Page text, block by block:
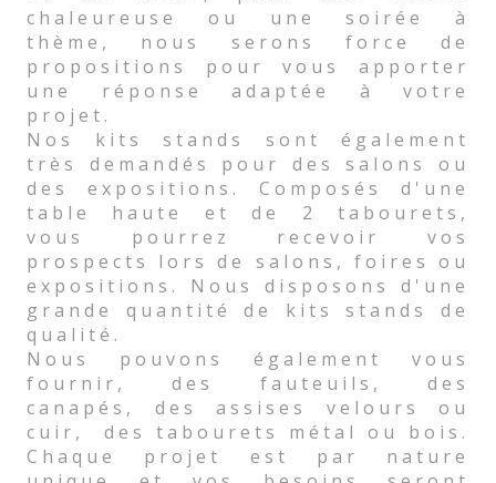
chaleureuse ou une soirée à
thème, nous serons force de
propositions pour vous apporter
une réponse adaptée à votre
projet.
Nos kits stands sont également
très demandés pour des salons ou
des expositions. Composés d'une
table haute et de 2 tabourets,
vous pourrez recevoir vos
prospects lors de salons, foires ou
expositions. Nous disposons d'une
grande quantité de kits stands de
qualité.
Nous pouvons également vous
fournir, des fauteuils, des
canapés, des assises velours ou
cuir, des tabourets métal ou bois.
Chaque projet est par nature